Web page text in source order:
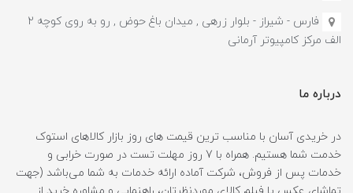
فارس - شیراز - بلوار زرهی , میدان باغ حوض , رو به روی کوچه 2
الف مرکز کامپیوتر آرمانی
درباره ما
در خریدی آسان با مناسب ترین قیمت های روز بازار کالاهای استوک
خدمت شما هستیم. همراه با 7 روز مهلت تست در صورت خرابی و
خدمات پس از فروش، شرکت آماده ارائه خدمات به شما می‌باشد (جهت